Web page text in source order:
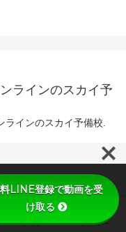
ラインのスカイ予
ラインのスカイ予備校.
トップ サイドバー
LINE登録で動画を受
け取る